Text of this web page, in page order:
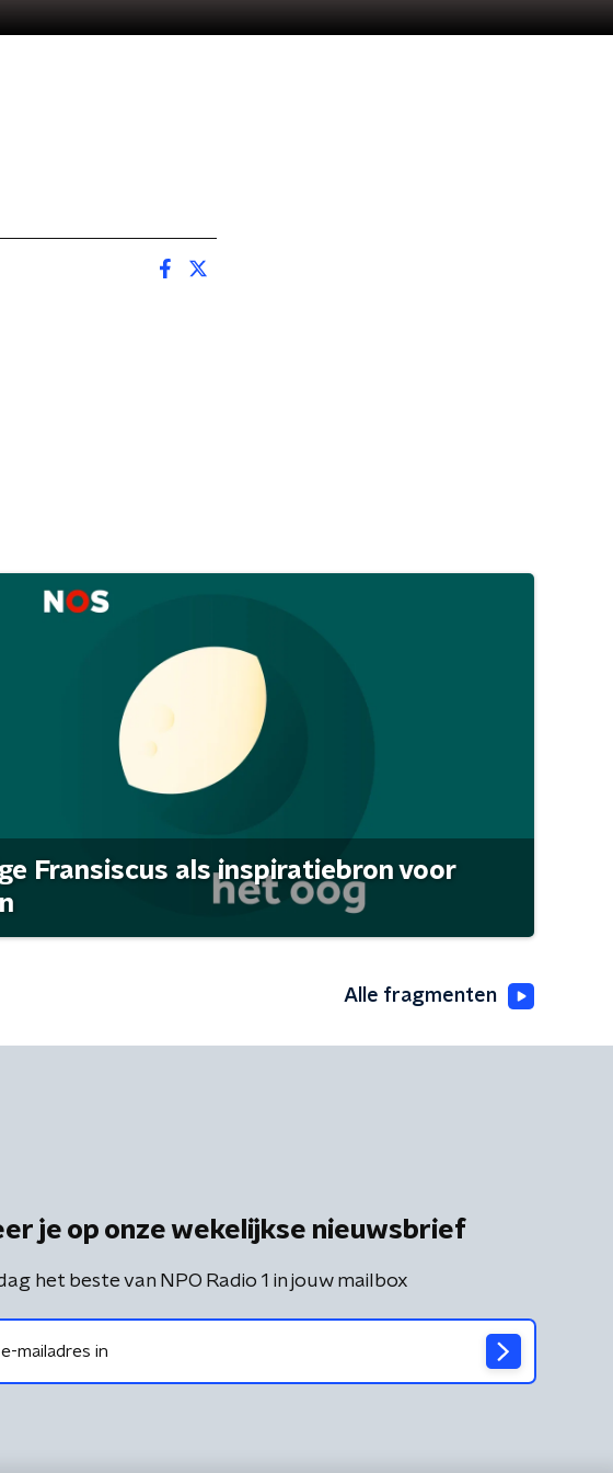
Fransiscus als inspiratiebron voor
Alle fragmenten
je op onze wekelijkse nieuwsbrief
het beste van NPO Radio 1 in jouw mailbox